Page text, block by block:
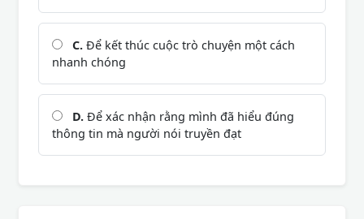
C. Để kết thúc cuộc trò chuyện một cách
nhanh chóng
D. Để xác nhận rằng mình đã hiểu đúng
thông tin mà người nói truyền đạt